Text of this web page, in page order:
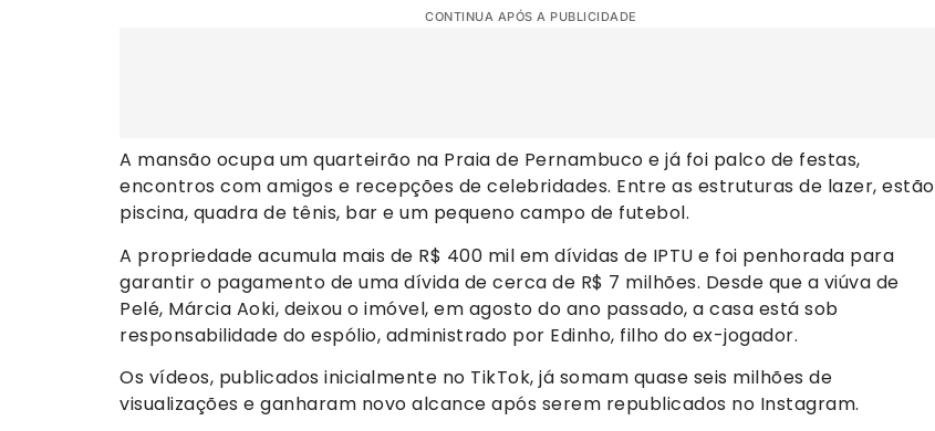
CONTINUA APÓS A PUBLICIDADE
A mansão ocupa um quarteirão na Praia de Pernambuco e já foi palco de festas,
encontros com amigos e recepções de celebridades. Entre as estruturas de lazer, estão
piscina, quadra de tênis, bar e um pequeno campo de futebol.
A propriedade acumula mais de R$ 400 mil em dívidas de IPTU e foi penhorada para
garantir o pagamento de uma dívida de cerca de R$ 7 milhões. Desde que a viúva de
Pelé, Márcia Aoki, deixou o imóvel, em agosto do ano passado, a casa está sob
responsabilidade do espólio, administrado por Edinho, filho do ex-jogador.
Os vídeos, publicados inicialmente no TikTok, já somam quase seis milhões de
visualizações e ganharam novo alcance após serem republicados no Instagram.